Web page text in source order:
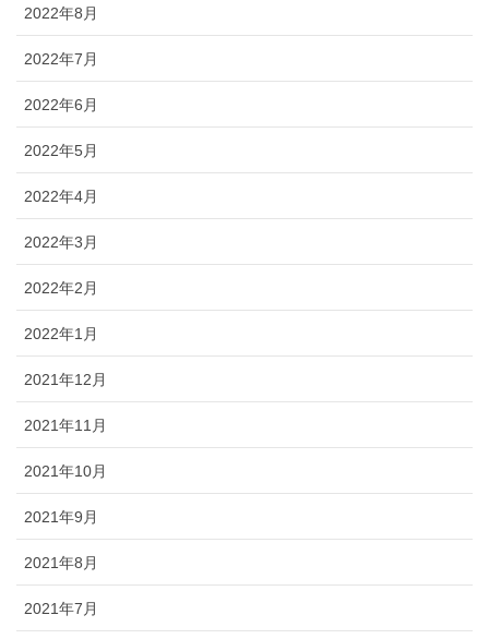
2022年8月
2022年7月
2022年6月
2022年5月
2022年4月
2022年3月
2022年2月
2022年1月
2021年12月
2021年11月
2021年10月
2021年9月
2021年8月
2021年7月